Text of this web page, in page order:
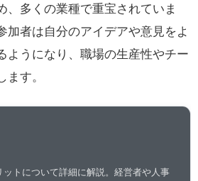
、多くの業種で重宝されていま
加者は自分のアイデアや意見をよ
ようになり、職場の生産性やチー
す。
トについて詳細に解説。経営者や人事